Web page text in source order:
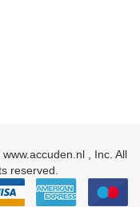
, Inc. All
reserved.